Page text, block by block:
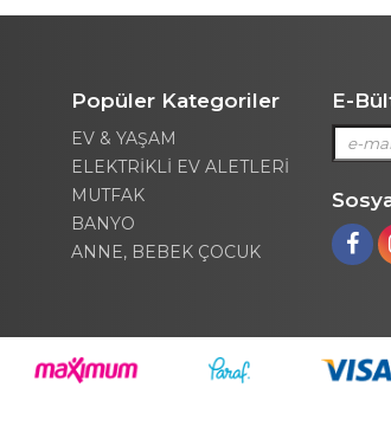
Popüler Kategoriler
EV & YAŞAM
ELEKTRİKLİ EV ALETLERİ
MUTFAK
BANYO
ANNE, BEBEK ÇOCUK
E-